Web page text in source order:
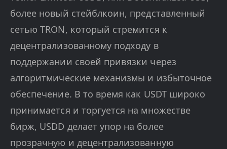
более новый стейблкоин, представленный
сетью TRON, который стремится к
децентрализованному подходу в
поддержании своей привязки через
алгоритмические механизмы и избыточное
обеспечение. В то время как USDT широко
принимается и торгуется на множестве
бирж, USDD делает упор на более
прозрачную и децентрализованную